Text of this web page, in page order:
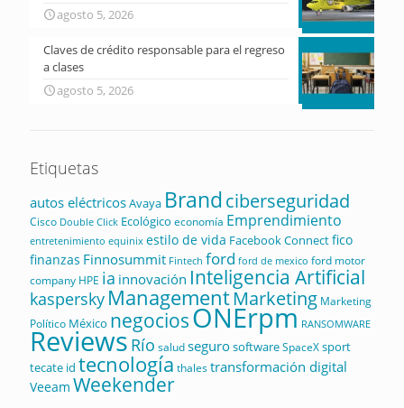
agosto 5, 2026
Claves de crédito responsable para el regreso
a clases
agosto 5, 2026
Etiquetas
autos eléctricosAvaya Brandciberseguridad
Cisco Double Click Ecológico economía Emprendimiento
entretenimiento equinix estilo de vida Facebook Connectfico
finanzas Finnosummit Fintech ford ford de mexico ford motor
company HPE ia innovación Inteligencia Artificial
kaspersky ManagementMarketing Marketing
Político México negociosONErpm RANSOMWARE
Reviews Río saludsegurosoftwareSpaceXsport
tecate id tecnología thalestransformación digital
Veeam Weekender